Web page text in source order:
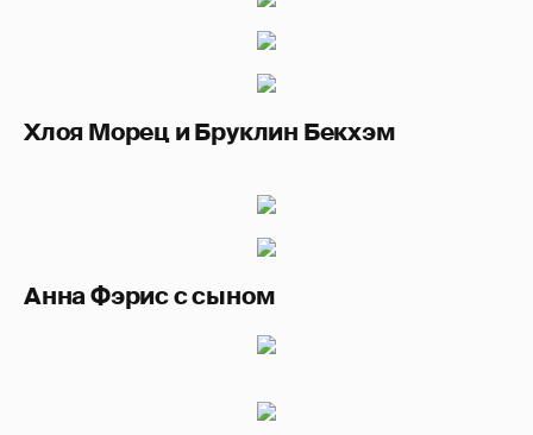
Хлоя Морец и Бруклин Бекхэм
Анна Фэрис с сыном